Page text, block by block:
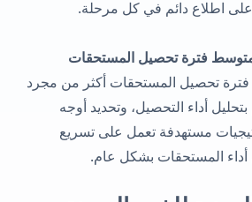
اطلاع دائم في كل مرحلة.
فترة تحصيل المستحقات
تحصيل المستحقات أكثر من مجرد
أداء التحصيل، وتحديد أوجه
مستهدفة تعمل على تسريع
المستحقات بشكل عام.